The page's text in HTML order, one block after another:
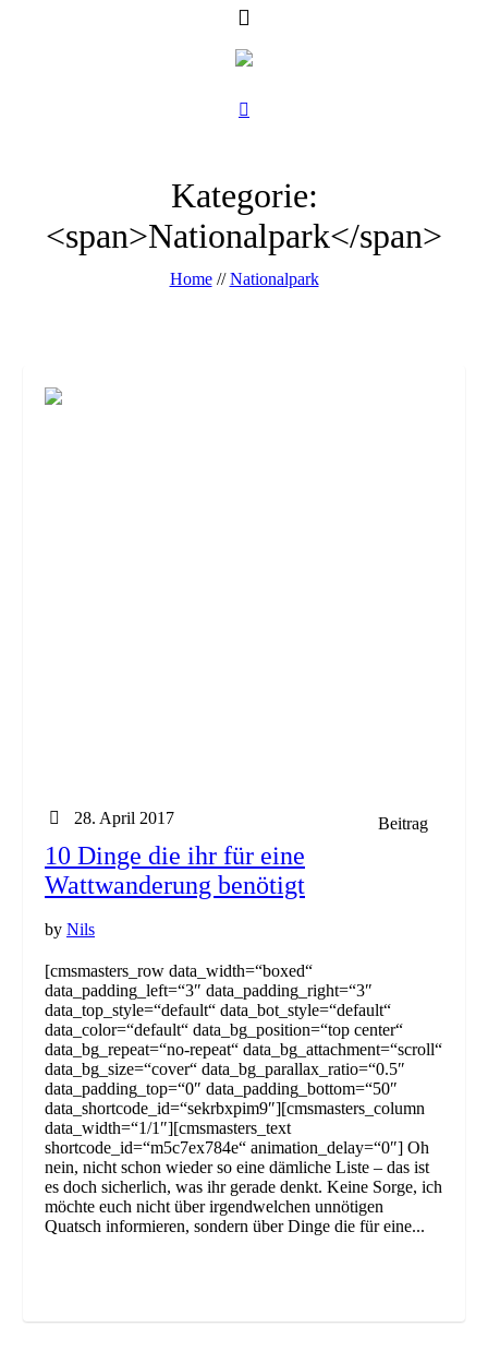
Kategorie:
<span>Nationalpark</span>
Home //Nationalpark
Beitrag
28. April 2017
10 Dinge die ihr für eine
Wattwanderung benötigt
by Nils
[cmsmasters_row data_width=“boxed“
data_padding_left=“3″ data_padding_right=“3″
data_top_style=“default“ data_bot_style=“default“
data_color=“default“ data_bg_position=“top center“
data_bg_repeat=“no-repeat“ data_bg_attachment=“scroll“
data_bg_size=“cover“ data_bg_parallax_ratio=“0.5″
data_padding_top=“0″ data_padding_bottom=“50″
data_shortcode_id=“sekrbxpim9″][cmsmasters_column
data_width=“1/1″][cmsmasters_text
shortcode_id=“m5c7ex784e“ animation_delay=“0″] Oh
nein, nicht schon wieder so eine dämliche Liste – das ist
es doch sicherlich, was ihr gerade denkt. Keine Sorge, ich
möchte euch nicht über irgendwelchen unnötigen
Quatsch informieren, sondern über Dinge die für eine...